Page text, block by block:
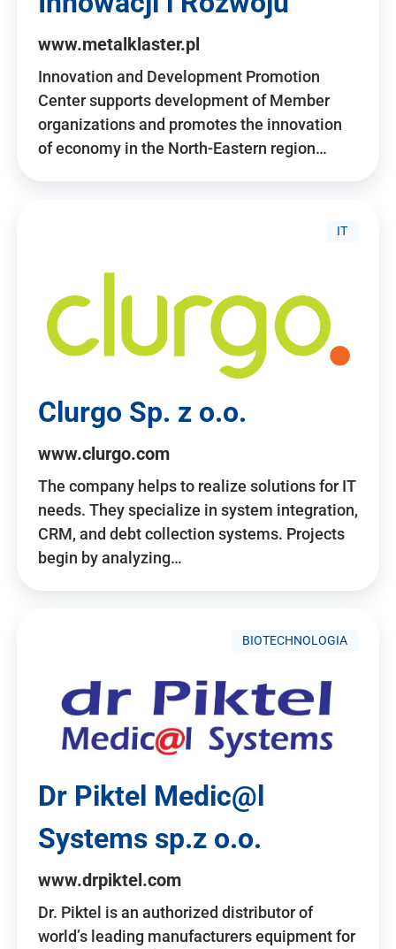
www.metalklaster.pl
Innovation and Development Promotion
Center supports development of Member
organizations and promotes the innovation
of economy in the North-Eastern region…
IT
Clurgo Sp. z o.o.
www.clurgo.com
The company helps to realize solutions for IT
needs. They specialize in system integration,
CRM, and debt collection systems. Projects
begin by analyzing…
BIOTECHNOLOGIA
Dr Piktel Medic@l
Systems sp.z o.o.
www.drpiktel.com
Dr. Piktel is an authorized distributor of
world’s leading manufacturers equipment for